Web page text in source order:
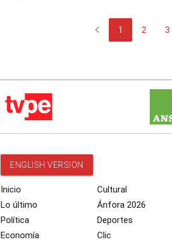
chevron_left 1 2 3
ENGLISH VERSION
Inicio
Lo último
Política
Economía
Cultural
Ánfora 2026
Deportes
Clic